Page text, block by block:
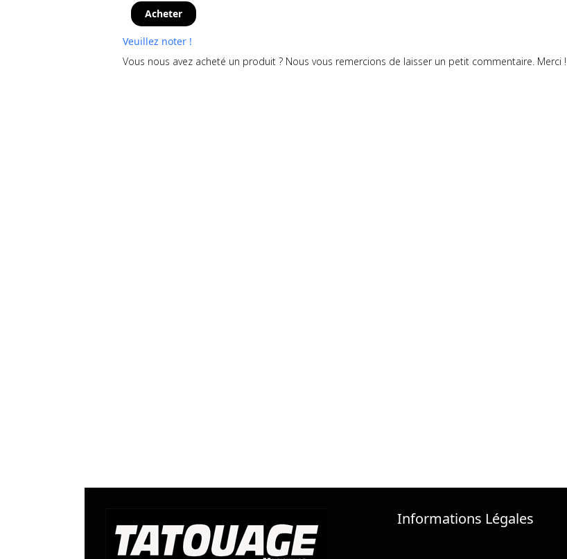
Acheter
Veuillez noter !
Vous nous avez acheté un produit ? Nous vous remercions de laisser un petit commentaire. Merci !
Informations Légales